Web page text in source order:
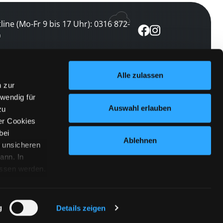
zur
für
Cookies
unsicheren
In
werden.
links
Details zeigen
Alle zulassen
Auswahl erlauben
Ablehnen
(Mo-Fr 9 bis 17 Uhr): 0316 872-
abonnieren
keine Veranstaltung verpassen
abonnieren